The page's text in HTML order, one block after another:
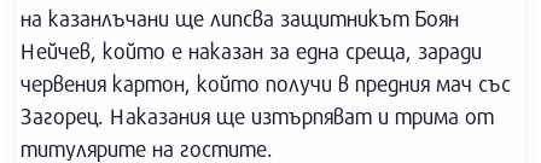
на казанлъчани ще липсва защитникът Боян
Нейчев, който е наказан за една среща, заради
червения картон, който получи в предния мач със
Загорец. Наказания ще изтърпяват и трима от
титулярите на гостите.